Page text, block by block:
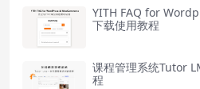
YITH FAQ for
下载使用教程
课程管理系统Tutor
程